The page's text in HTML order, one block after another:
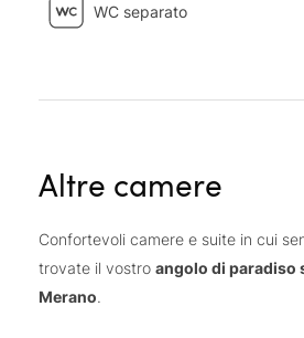
WC separato
Altre camere
Confortevoli camere e suite in cui
trovate il vostro angolo di paradiso
Merano.